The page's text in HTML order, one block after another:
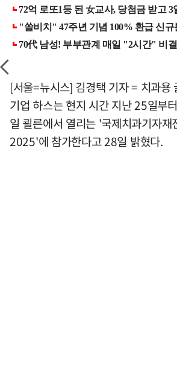
[서울=뉴시스] 김경택 기자 = 치과용
기업 하스는 현지 시간 지난 25일부
일 쾰른에서 열리는 '국제치과기자재
2025'에 참가한다고 28일 밝혔다.